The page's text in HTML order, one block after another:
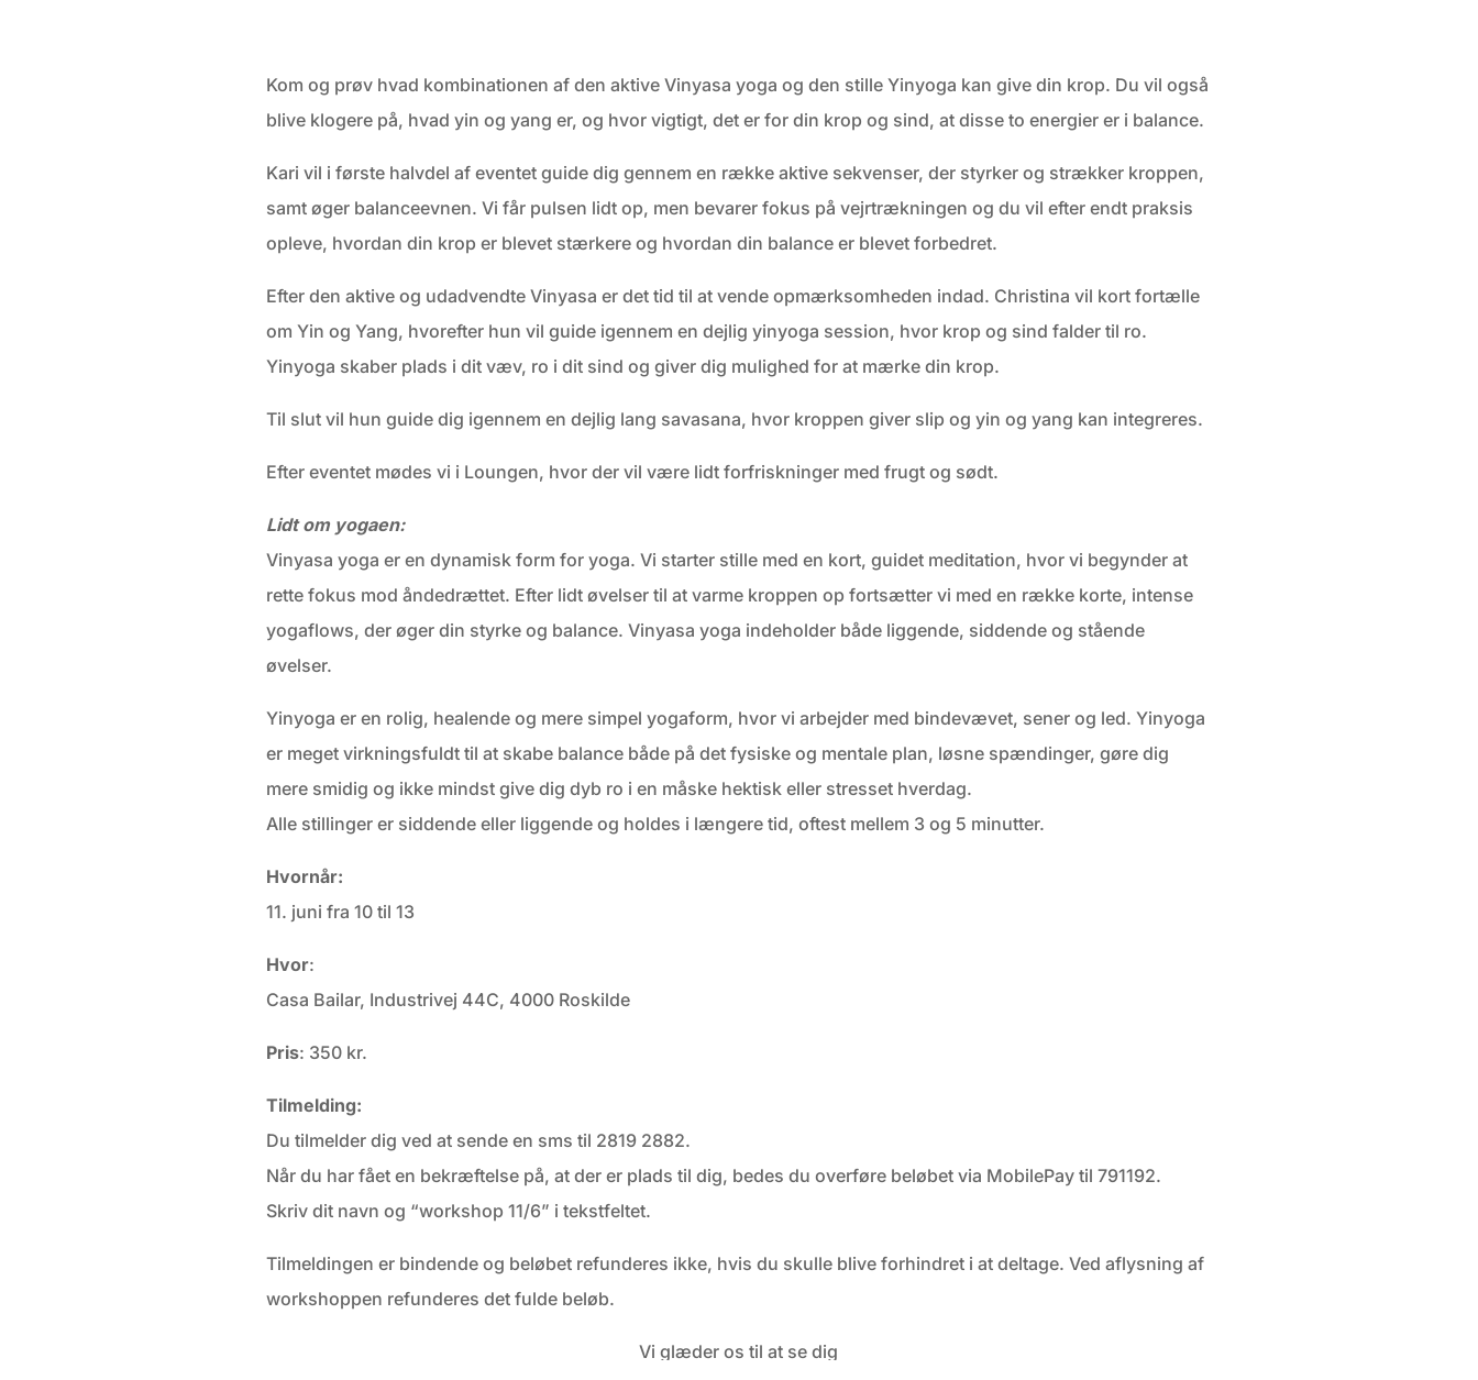
Kom og prøv hvad kombinationen af den aktive Vinyasa yoga og den stille Yinyoga kan give din krop. Du vil også
blive klogere på, hvad yin og yang er, og hvor vigtigt, det er for din krop og sind, at disse to energier er i balance.
Kari vil i første halvdel af eventet guide dig gennem en række aktive sekvenser, der styrker og strækker kroppen,
samt øger balanceevnen. Vi får pulsen lidt op, men bevarer fokus på vejrtrækningen og du vil efter endt praksis
opleve, hvordan din krop er blevet stærkere og hvordan din balance er blevet forbedret.
Efter den aktive og udadvendte Vinyasa er det tid til at vende opmærksomheden indad. Christina vil kort fortælle
om Yin og Yang, hvorefter hun vil guide igennem en dejlig yinyoga session, hvor krop og sind falder til ro.
Yinyoga skaber plads i dit væv, ro i dit sind og giver dig mulighed for at mærke din krop.
Til slut vil hun guide dig igennem en dejlig lang savasana, hvor kroppen giver slip og yin og yang kan integreres.
Efter eventet mødes vi i Loungen, hvor der vil være lidt forfriskninger med frugt og sødt.
Lidt om yogaen:
Vinyasa yoga er en dynamisk form for yoga. Vi starter stille med en kort, guidet meditation, hvor vi begynder at
rette fokus mod åndedrættet. Efter lidt øvelser til at varme kroppen op fortsætter vi med en række korte, intense
yogaflows, der øger din styrke og balance. Vinyasa yoga indeholder både liggende, siddende og stående
øvelser.
Yinyoga er en rolig, healende og mere simpel yogaform, hvor vi arbejder med bindevævet, sener og led. Yinyoga
er meget virkningsfuldt til at skabe balance både på det fysiske og mentale plan, løsne spændinger, gøre dig
mere smidig og ikke mindst give dig dyb ro i en måske hektisk eller stresset hverdag.
Alle stillinger er siddende eller liggende og holdes i længere tid, oftest mellem 3 og 5 minutter.
Hvornår:
11. juni fra 10 til 13
Hvor:
Casa Bailar, Industrivej 44C, 4000 Roskilde
Pris: 350 kr.
Tilmelding:
Du tilmelder dig ved at sende en sms til 2819 2882.
Når du har fået en bekræftelse på, at der er plads til dig, bedes du overføre beløbet via MobilePay til 791192.
Skriv dit navn og “workshop 11/6” i tekstfeltet.
Tilmeldingen er bindende og beløbet refunderes ikke, hvis du skulle blive forhindret i at deltage. Ved aflysning af
workshoppen refunderes det fulde beløb.
Vi glæder os til at se dig